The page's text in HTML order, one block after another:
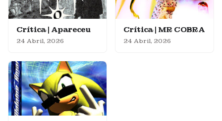
Crítica | Apareceu
24 Abril, 2026
Crítica | MR COBRA
24 Abril, 2026